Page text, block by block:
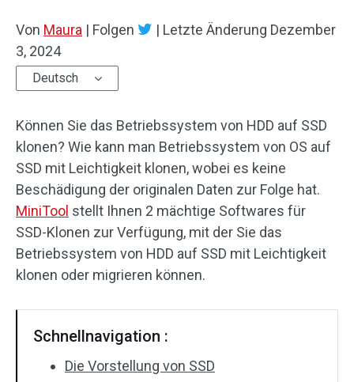
Von Maura | Folgen | Letzte Änderung Dezember
3, 2024
Deutsch
Können Sie das Betriebssystem von HDD auf SSD
klonen? Wie kann man Betriebssystem von OS auf
SSD mit Leichtigkeit klonen, wobei es keine
Beschädigung der originalen Daten zur Folge hat.
MiniTool stellt Ihnen 2 mächtige Softwares für
SSD-Klonen zur Verfügung, mit der Sie das
Betriebssystem von HDD auf SSD mit Leichtigkeit
klonen oder migrieren können.
Schnellnavigation :
Die Vorstellung von SSD